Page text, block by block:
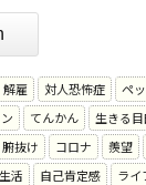
解雇 対人恐怖症 ペ
てんかん 生きる
腑抜け コロナ 羨望
活 自己肯定感 ライ